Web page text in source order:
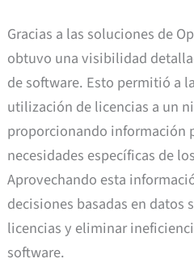
Gracias a las soluciones de
obtuvo una visibilidad
de software. Esto permitió a
utilización de licencias a un
proporcionando información
necesidades específicas de
Aprovechando esta
decisiones basadas en datos
licencias y eliminar
software.